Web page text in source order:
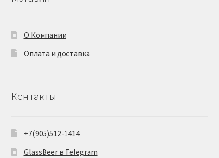
О Компании
Оплата и доставка
Контакты
+7(905)512-1414
GlassBeer в Telegram